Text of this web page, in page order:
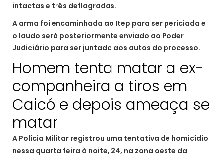
intactas e três deflagradas.
A arma foi encaminhada ao Itep para ser periciada e
o laudo será posteriormente enviado ao Poder
Judiciário para ser juntado aos autos do processo.
Homem tenta matar a ex-
companheira a tiros em
Caicó e depois ameaça se
matar
A Polícia Militar registrou uma tentativa de homicídio
nessa quarta feira à noite, 24, na zona oeste da